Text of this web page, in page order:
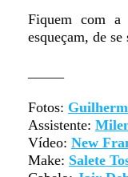
Fiquem com
esqueçam, de
Fotos:
Assistente:
Vídeo: New
Make: Salete